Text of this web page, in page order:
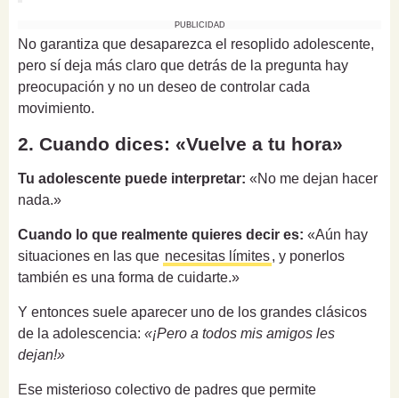
PUBLICIDAD
No garantiza que desaparezca el resoplido adolescente,
pero sí deja más claro que detrás de la pregunta hay
preocupación y no un deseo de controlar cada
movimiento.
2. Cuando dices: «Vuelve a tu hora»
Tu adolescente puede interpretar: «No me dejan hacer
nada.»
Cuando lo que realmente quieres decir es: «Aún hay
situaciones en las que necesitas límites, y ponerlos
también es una forma de cuidarte.»
Y entonces suele aparecer uno de los grandes clásicos
de la adolescencia: «¡Pero a todos mis amigos les
dejan!»
Ese misterioso colectivo de padres que permite